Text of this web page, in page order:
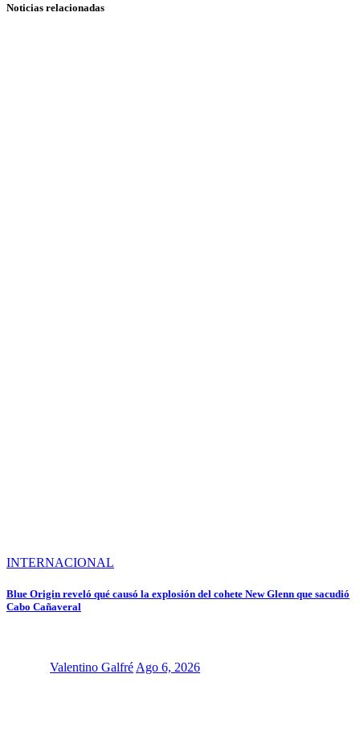
Noticias relacionadas
INTERNACIONAL
Blue Origin reveló qué causó la explosión del cohete New Glenn que sacudió
Cabo Cañaveral
Valentino GalfréAgo 6, 2026